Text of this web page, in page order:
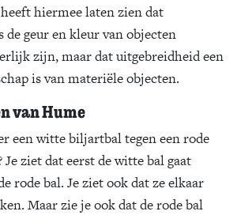
hiermee laten zien dat
de geur en kleur van objecten
zijn, maar dat uitgebreidheid een
is van materiële objecten.
van Hume
een witte biljartbal tegen een rode
ziet dat eerst de witte bal gaat
rode bal. Je ziet ook dat ze elkaar
Maar zie je ook dat de rode bal